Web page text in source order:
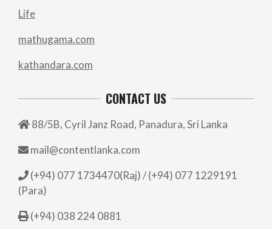
Life
mathugama.com
kathandara.com
CONTACT US
88/5B, Cyril Janz Road, Panadura, Sri Lanka
mail@contentlanka.com
(+94) 077 1734470(Raj) / (+94) 077 1229191
(Para)
(+94) 038 224 0881